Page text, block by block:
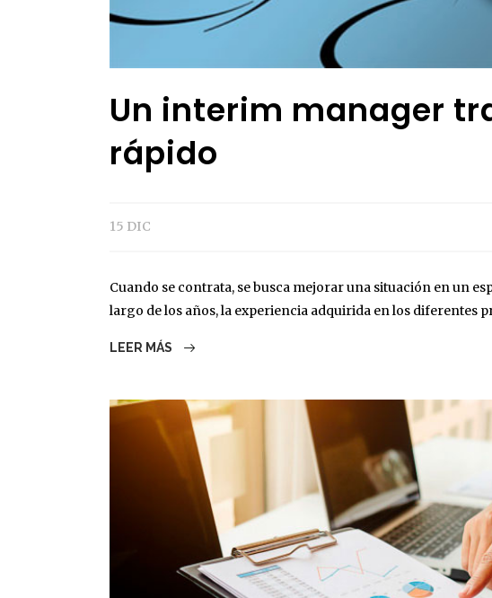
Un interim manager
rápido
15 DIC
Cuando se contrata, se busca mejorar una situación en un
largo de los años, la experiencia adquirida en los diferentes
LEER MÁS